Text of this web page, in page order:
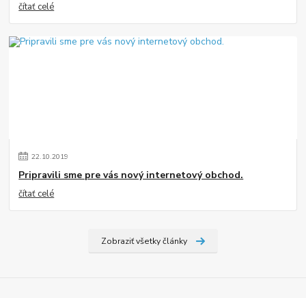
čítať celé
22.10.2019
Pripravili sme pre vás nový internetový obchod.
čítať celé
Zobraziť všetky články